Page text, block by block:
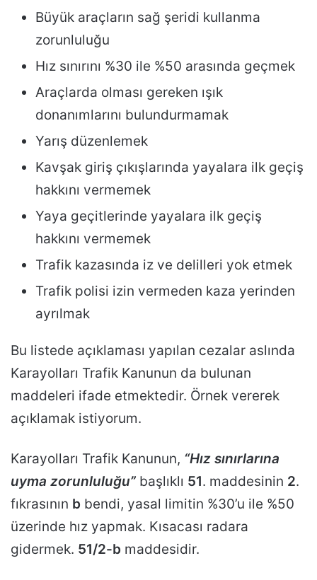
Büyük araçların sağ şeridi kullanma
zorunluluğu
Hız sınırını %30 ile %50 arasında geçmek
Araçlarda olması gereken ışık
donanımlarını bulundurmamak
Yarış düzenlemek
Kavşak giriş çıkışlarında yayalara ilk geçiş
hakkını vermemek
Yaya geçitlerinde yayalara ilk geçiş
hakkını vermemek
Trafik kazasında iz ve delilleri yok etmek
Trafik polisi izin vermeden kaza yerinden
ayrılmak
Bu listede açıklaması yapılan cezalar aslında
Karayolları Trafik Kanunun da bulunan
maddeleri ifade etmektedir. Örnek vererek
açıklamak istiyorum.
Karayolları Trafik Kanunun, “Hız sınırlarına
uyma zorunluluğu” başlıklı 51. maddesinin 2.
fıkrasının b bendi, yasal limitin %30’u ile %50
üzerinde hız yapmak. Kısacası radara
gidermek. 51/2-b maddesidir.